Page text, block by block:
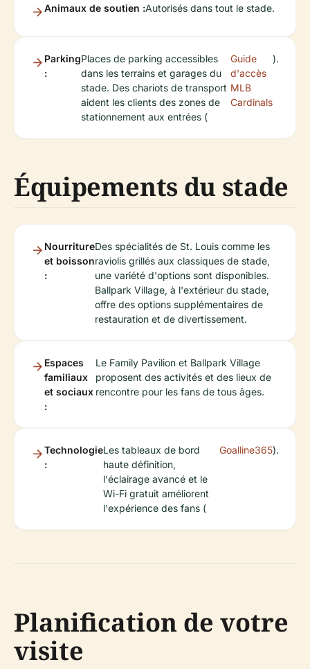
Animaux de soutien :Autorisés dans tout le stade.
Parking
:
Places de parking accessibles
dans les terrains et garages du
stade. Des chariots de transport
aident les clients des zones de
stationnement aux entrées (
Guide
d'accès
MLB
Cardinals
).
Équipements du stade
Nourriture
et boisson
:
Des spécialités de St. Louis comme les
raviolis grillés aux classiques de stade,
une variété d'options sont disponibles.
Ballpark Village, à l'extérieur du stade,
offre des options supplémentaires de
restauration et de divertissement.
Espaces
familiaux
et sociaux
:
Le Family Pavilion et Ballpark Village
proposent des activités et des lieux de
rencontre pour les fans de tous âges.
Technologie
:
Les tableaux de bord
haute définition,
l'éclairage avancé et le
Wi-Fi gratuit améliorent
l'expérience des fans (
Goalline365).
Planification de votre
visite